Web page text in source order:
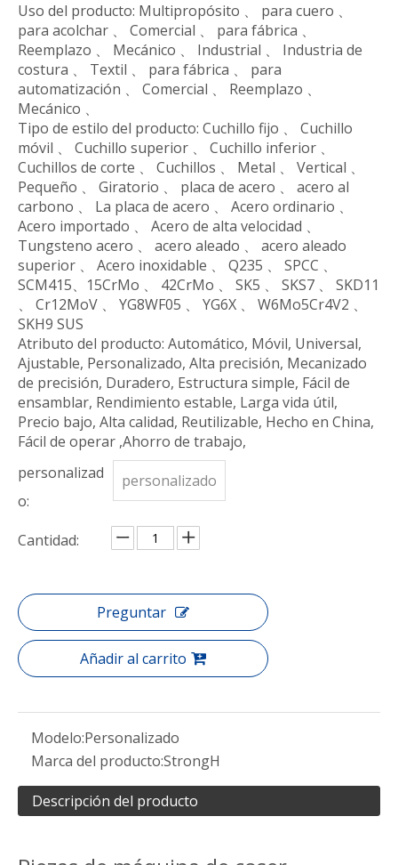
Uso del producto: Multipropósito 、 para cuero 、
para acolchar 、 Comercial 、 para fábrica 、
Reemplazo 、 Mecánico 、 Industrial 、 Industria de
costura 、 Textil 、 para fábrica 、 para
automatización 、 Comercial 、 Reemplazo 、
Mecánico 、
Tipo de estilo del producto: Cuchillo fijo 、 Cuchillo
móvil 、 Cuchillo superior 、 Cuchillo inferior 、
Cuchillos de corte 、 Cuchillos 、 Metal 、 Vertical 、
Pequeño 、 Giratorio 、 placa de acero 、 acero al
carbono 、 La placa de acero 、 Acero ordinario 、
Acero importado 、 Acero de alta velocidad 、
Tungsteno acero 、 acero aleado 、 acero aleado
superior 、 Acero inoxidable 、 Q235 、 SPCC 、
SCM415、15CrMo 、 42CrMo 、 SK5 、 SKS7 、 SKD11
、 Cr12MoV 、 YG8WF05 、 YG6X 、 W6Mo5Cr4V2 、
SKH9 SUS
Atributo del producto: Automático, Móvil, Universal,
Ajustable, Personalizado, Alta precisión, Mecanizado
de precisión, Duradero, Estructura simple, Fácil de
ensamblar, Rendimiento estable, Larga vida útil,
Precio bajo, Alta calidad, Reutilizable, Hecho en China,
Fácil de operar ,Ahorro de trabajo,
personalizad
o:
personalizado
Cantidad:
Preguntar
Añadir al carrito
Modelo:Personalizado
Marca del producto:StrongH
Descripción del producto